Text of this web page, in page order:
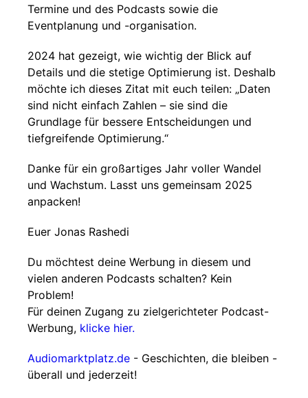
Termine und des Podcasts sowie die
Eventplanung und -organisation.
2024 hat gezeigt, wie wichtig der Blick auf
Details und die stetige Optimierung ist. Deshalb
möchte ich dieses Zitat mit euch teilen: „Daten
sind nicht einfach Zahlen – sie sind die
Grundlage für bessere Entscheidungen und
tiefgreifende Optimierung.“
Danke für ein großartiges Jahr voller Wandel
und Wachstum. Lasst uns gemeinsam 2025
anpacken!
Euer Jonas Rashedi
Du möchtest deine Werbung in diesem und
vielen anderen Podcasts schalten? Kein
Problem!
Für deinen Zugang zu zielgerichteter Podcast-
Werbung, klicke hier.
Audiomarktplatz.de - Geschichten, die bleiben -
überall und jederzeit!